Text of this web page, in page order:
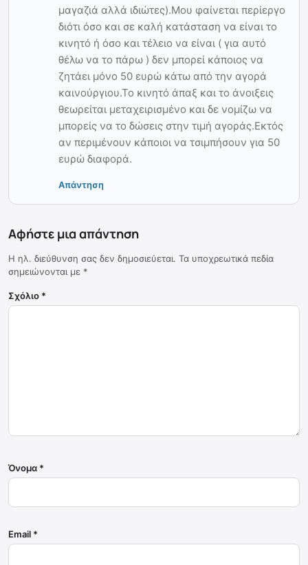
μαγαζιά αλλά ιδιώτες).Μου φαίνεται περίεργο
διότι όσο και σε καλή κατάσταση να είναι το
κινητό ή όσο και τέλειο να είναι ( για αυτό
θέλω να το πάρω ) δεν μπορεί κάποιος να
ζητάει μόνο 50 ευρώ κάτω από την αγορά
καινούργιου.Το κινητό άπαξ και το άνοιξεις
θεωρείται μεταχειρισμένο και δε νομίζω να
μπορείς να το δώσεις στην τιμή αγοράς.Εκτός
αν περιμένουν κάποιοι να τσιμπήσουν για 50
ευρώ διαφορά.
Απάντηση
Αφήστε μια απάντηση
Η ηλ. διεύθυνση σας δεν δημοσιεύεται. Τα υποχρεωτικά πεδία
σημειώνονται με *
Σχόλιο *
Όνομα *
Email *